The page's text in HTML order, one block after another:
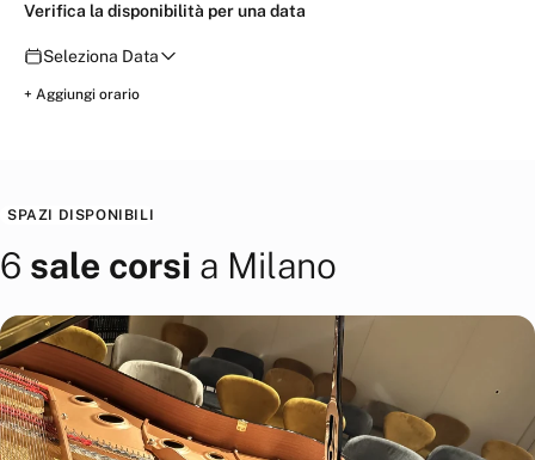
Verifica la disponibilità per una data
Seleziona Data
+ Aggiungi orario
SPAZI DISPONIBILI
6 sale corsi a Milano